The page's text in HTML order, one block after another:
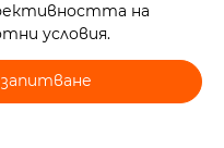
на
условия.